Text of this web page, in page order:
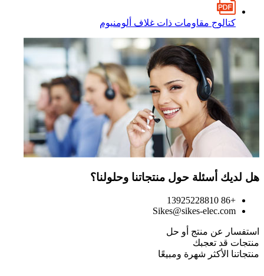
كتالوج مقاومات ذات غلاف ألومنيوم
هل لديك أسئلة حول منتجاتنا وحلولنا؟
+86 13925228810
Sikes@sikes-elec.com
استفسار عن منتج أو حل
منتجات قد تعجبك
منتجاتنا الأكثر شهرة ومبيعًا